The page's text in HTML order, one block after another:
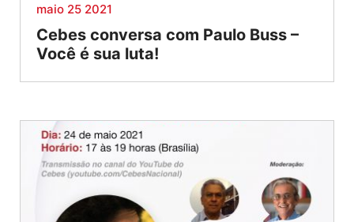
maio 25 2021
Cebes conversa com Paulo Buss –
Você é sua luta!